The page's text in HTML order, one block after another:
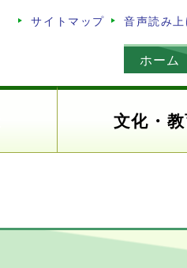
サイトマップ 音声読み上
ホーム
文化・教